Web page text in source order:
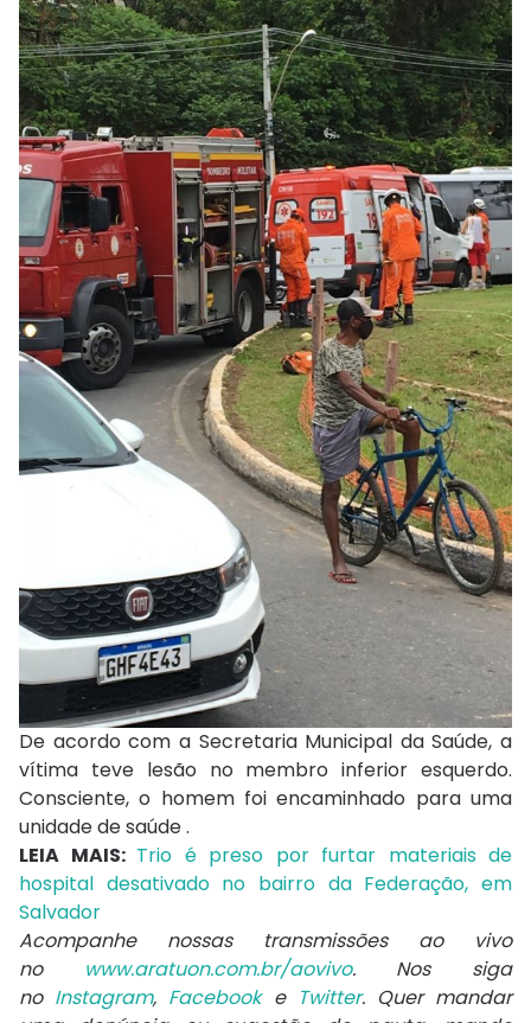
De acordo com a Secretaria Municipal da Saúde, a
vítima teve lesão no membro inferior esquerdo.
Consciente, o homem foi encaminhado para uma
unidade de saúde .
LEIA MAIS: Trio é preso por furtar materiais de
hospital desativado no bairro da Federação, em
Salvador
Acompanhe nossas transmissões ao vivo
no
www.aratuon.com.br/aovivo. Nos siga
no Instagram, Facebooke Twitter. Quer mandar